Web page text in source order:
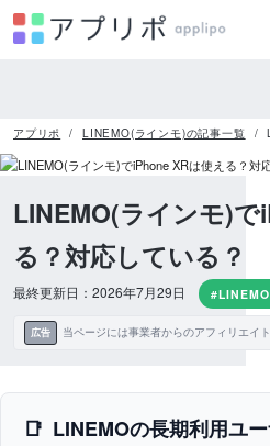
アプリポ LINEMO(ラインモ)の記事一覧
LINEMO(ラインモ)で
る？対応している？
最終更新日：2026年7月29日
広告 当ページには事業者からのアフィリエイ
LINEMOの長期利用ユ